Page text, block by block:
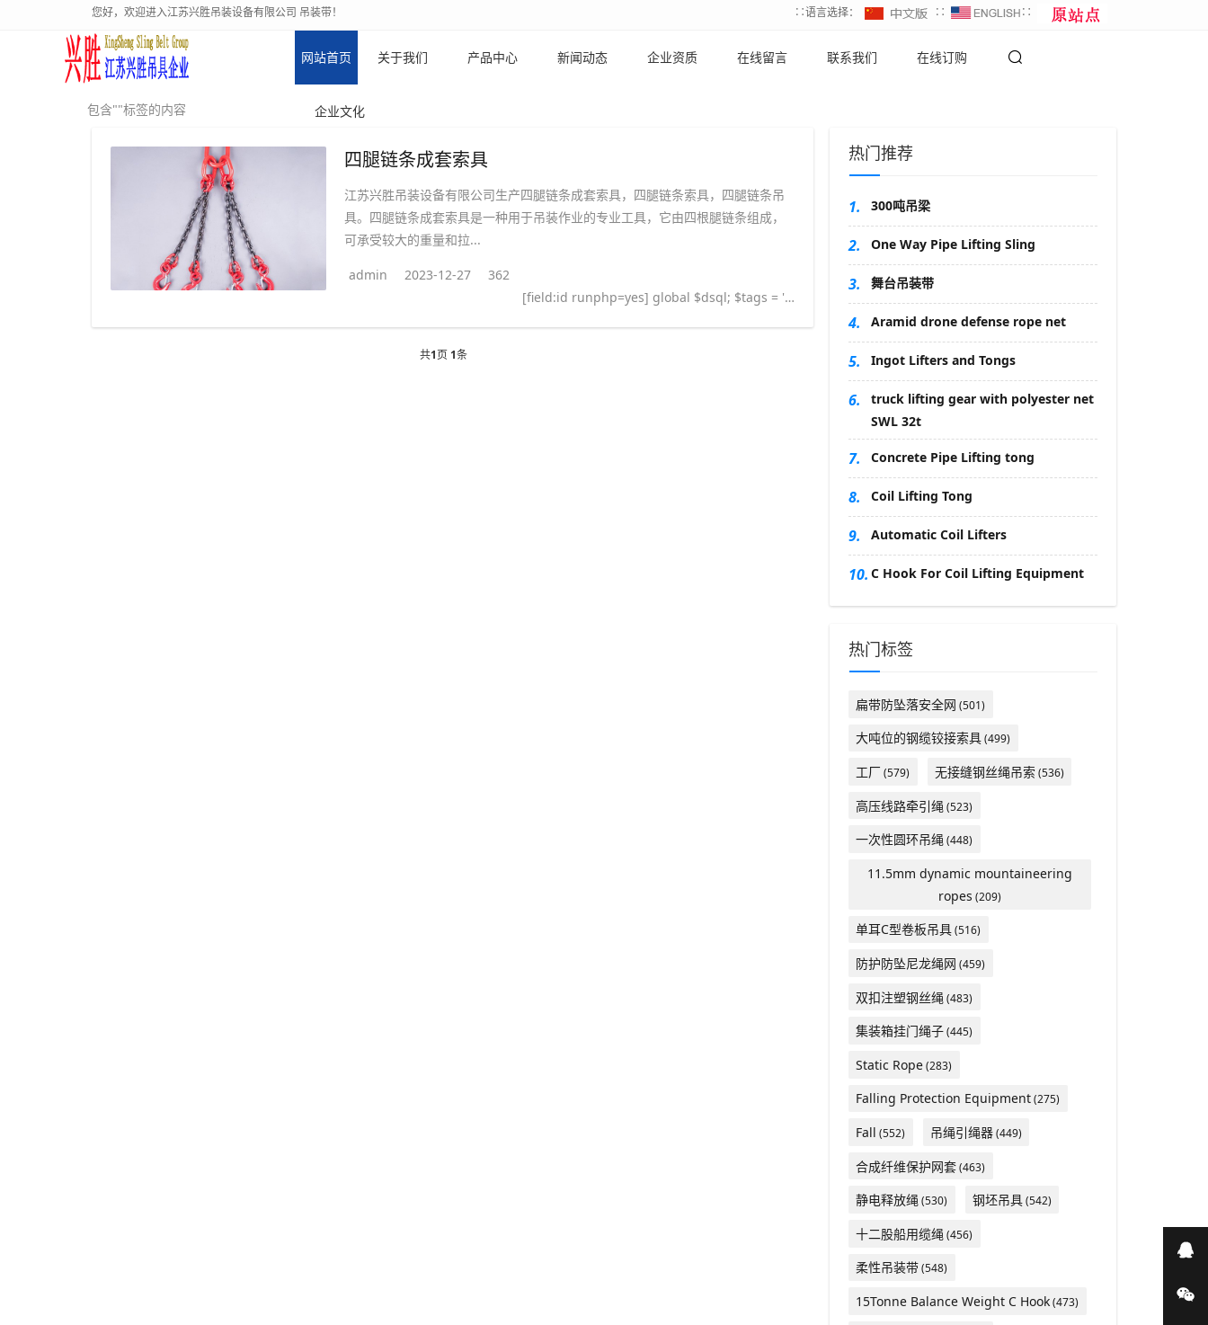
您好，欢迎进入江苏兴胜吊装设备有限公司 吊装带！ ∷语言选择： ∷ ∷
网站首页 关于我们 产品中心 新闻动态 企业资质 在线留言 联系我们 在线订购
企业文化
包含""标签的内容
四腿链条成套索具
江苏兴胜吊装设备有限公司生产四腿链条成套索具，四腿链条索具，四腿链条吊
具。四腿链条成套索具是一种用于吊装作业的专业工具，它由四根腿链条组成，
可承受较大的重量和拉...
admin 2023-12-27
362
[field:id runphp=yes] global $dsql; $tags = ''; $query = "SELECT tag FROM `#@__taglist` WHERE aid='@me' "; $dsql->Execute('tag',$query); while($row = $dsql->GetArray('tag')) { $tags .= "#
共1页 1条
热门推荐
1. 300吨吊梁
2. One Way Pipe Lifting Sling
3. 舞台吊装带
4. Aramid drone defense rope net
5. Ingot Lifters and Tongs
6.
truck lifting gear with polyester net
SWL 32t
7. Concrete Pipe Lifting tong
8. Coil Lifting Tong
9. Automatic Coil Lifters
10. C Hook For Coil Lifting Equipment
热门标签
扁带防坠落安全网 (501)
大吨位的钢缆铰接索具(499)
工厂 (579) 无接缝钢丝绳吊索(536)
高压线路牵引绳 (523)
一次性圆环吊绳(448)
11.5mm dynamic mountaineering
ropes (209)
单耳C型卷板吊具(516)
防护防坠尼龙绳网 (459)
双扣注塑钢丝绳 (483)
集装箱挂门绳子(445)
Static Rope(283)
Falling Protection Equipment(275)
Fall (552) 吊绳引绳器(449)
合成纤维保护网套(463)
静电释放绳(530) 钢坯吊具(542)
十二股船用缆绳 (456)
柔性吊装带(548)
15Tonne Balance Weight C Hook(473)
在
微